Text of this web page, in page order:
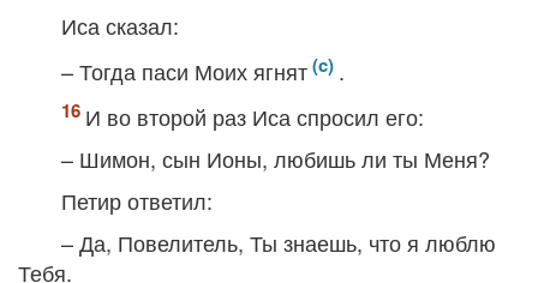
Иса сказал:
– Тогда паси Моих ягнят
.
И во второй раз Иса спросил его:
– Шимон, сын Ионы, любишь ли ты Меня?
Петир ответил:
– Да, Повелитель, Ты знаешь, что я люблю
Тебя.